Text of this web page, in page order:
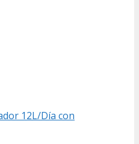
12L/Día con